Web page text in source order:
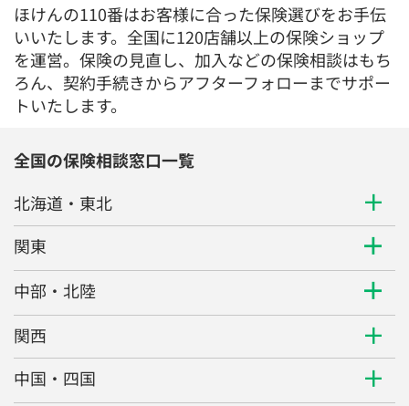
ほけんの110番はお客様に合った保険選びをお手伝
いいたします。全国に120店舗以上の保険ショップ
を運営。保険の見直し、加入などの保険相談はもち
ろん、契約手続きからアフターフォローまでサポー
トいたします。
全国の保険相談窓口一覧
北海道・東北
関東
中部・北陸
関西
中国・四国